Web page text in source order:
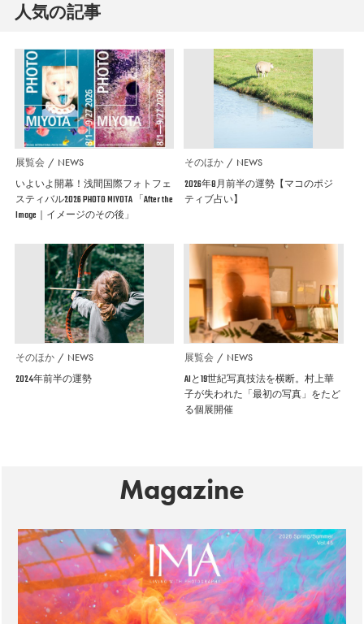
人気の記事
展覧会 NEWS
いよいよ開幕！浅間国際フォトフェ
スティバル2026 PHOTO MIYOTA 「After the
Image｜イメージのその後」
そのほか NEWS
2026年8月前半の運勢【マコのポジ
ティブ占い】
そのほか NEWS
2024年前半の運勢
展覧会 NEWS
AIと19世紀写真技法を横断。村上華
子が失われた「最初の写真」をたど
る個展開催
Magazine